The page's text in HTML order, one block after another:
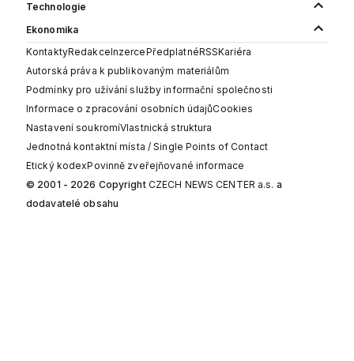
Technologie
Ekonomika
KontaktyRedakceInzercePředplatnéRSSKariéra
Autorská práva k publikovaným materiálům
Podmínky pro užívání služby informační společnosti
Informace o zpracování osobních údajůCookies
Nastavení soukromíVlastnická struktura
Jednotná kontaktní místa / Single Points of Contact
Etický kodexPovinně zveřejňované informace
© 2001 - 2026 Copyright CZECH NEWS CENTER a.s. a
dodavatelé obsahu